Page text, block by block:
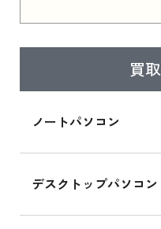
買
ノートパソコン
デスクトップパソコン
はこちら
ら
iPad mini シリ
iPad mini 8.3